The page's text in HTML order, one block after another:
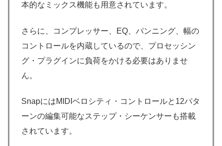
本的なミックス機能も用意されています。
さらに、コンプレッサー、EQ、パンニング、幅の
コントロールを内蔵しているので、プロセッシン
グ・プラグインに負荷をかける必要はありませ
ん。
SnapにはMIDIベロシティ・コントロールと12パタ
ーンの編集可能なステップ・シーケンサーも搭載
されています。